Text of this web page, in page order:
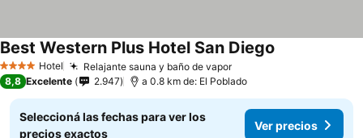
4 EstrellasHotel Relajante sauna y baño de vapor
Best Western Plus Hotel San Diego
8,8 Excelente 2.947 a 0.8 km de: El Poblado
Seleccioná las fechas para ver los
precios exactos
Ver precios